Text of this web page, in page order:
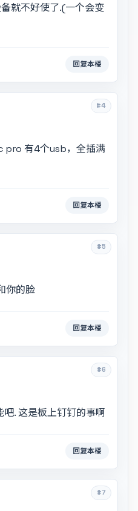
就不好使了.(一个会变
回复本楼
#4
pro 有4个usb，全插满
回复本楼
#5
你的脸
回复本楼
#6
吧. 这是板上钉钉的事啊
回复本楼
#7